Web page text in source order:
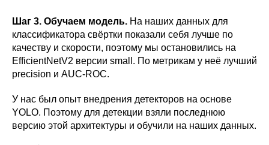
Шаг 3. Обучаем модель. На наших данных для
классификатора свёртки показали себя лучше по
качеству и скорости, поэтому мы остановились на
EfficientNetV2 версии small. По метрикам у неё лучший
precision и AUC-ROC.
У нас был опыт внедрения детекторов на основе
YOLO. Поэтому для детекции взяли последнюю
версию этой архитектуры и обучили на наших данных.